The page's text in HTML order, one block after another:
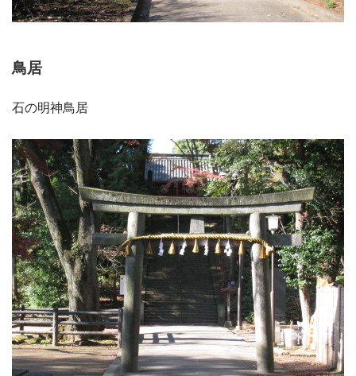
鳥居
石の明神鳥居